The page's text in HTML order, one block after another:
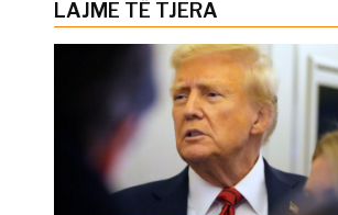
LAJME TË TJERA